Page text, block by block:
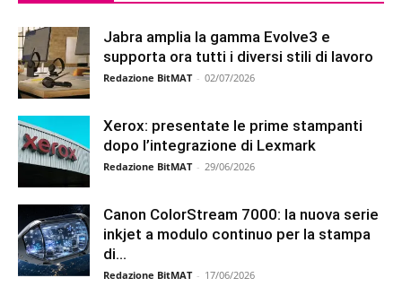
Jabra amplia la gamma Evolve3 e
supporta ora tutti i diversi stili di lavoro
Redazione BitMAT - 02/07/2026
Xerox: presentate le prime stampanti
dopo l’integrazione di Lexmark
Redazione BitMAT - 29/06/2026
Canon ColorStream 7000: la nuova serie
inkjet a modulo continuo per la stampa
di...
Redazione BitMAT - 17/06/2026